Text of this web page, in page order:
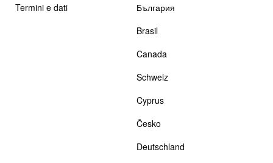
Termini e dati
България
Brasil
Canada
Schweiz
Cyprus
Česko
Deutschland